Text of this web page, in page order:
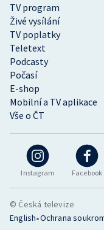
Instagram Facebook
TV program
Živé vysílání
TV poplatky
Teletext
Podcasty
Počasí
E-shop
Mobilní a TV aplikace
Vše o ČT
© Česká televize
English•Ochrana